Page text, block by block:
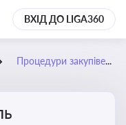
ВХІД ДО LIGA360
Процедури закупівель